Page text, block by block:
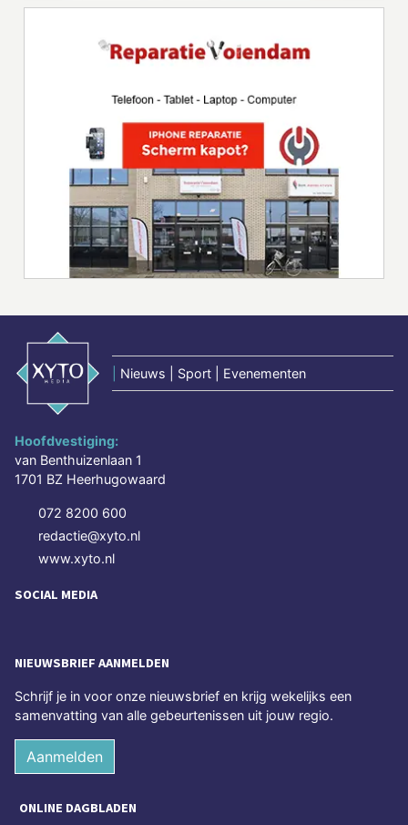
Nieuws | Sport | Evenementen
Hoofdvestiging:
van Benthuizenlaan 1
1701 BZ Heerhugowaard
072 8200 600
redactie@xyto.nl
www.xyto.nl
SOCIAL MEDIA
NIEUWSBRIEF AANMELDEN
Schrijf je in voor onze nieuwsbrief en krijg wekelijks een
samenvatting van alle gebeurtenissen uit jouw regio.
Aanmelden
ONLINE DAGBLADEN